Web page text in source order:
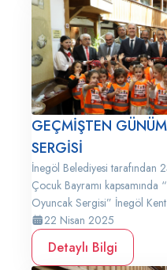
GEÇMİŞTEN
SERGİSİ
İnegöl Belediyesi tarafından
Çocuk Bayramı
Oyuncak Sergisi” İnegöl
22 Nisan 2025
Detaylı Bilgi